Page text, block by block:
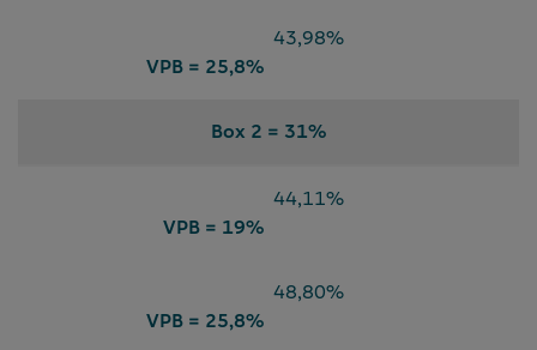
VPB = 25,8%
43,98%
Box 2 = 31%
VPB = 19%
44,11%
VPB = 25,8%
48,80%